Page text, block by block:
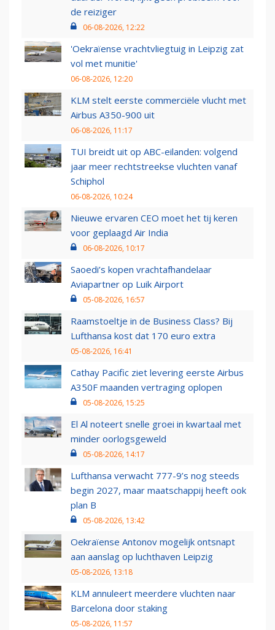
de reiziger
06-08-2026, 12:22
'Oekraïense vrachtvliegtuig in Leipzig zat
vol met munitie'
06-08-2026, 12:20
KLM stelt eerste commerciële vlucht met
Airbus A350-900 uit
06-08-2026, 11:17
TUI breidt uit op ABC-eilanden: volgend
jaar meer rechtstreekse vluchten vanaf
Schiphol
06-08-2026, 10:24
Nieuwe ervaren CEO moet het tij keren
voor geplaagd Air India
06-08-2026, 10:17
Saoedi’s kopen vrachtafhandelaar
Aviapartner op Luik Airport
05-08-2026, 16:57
Raamstoeltje in de Business Class? Bij
Lufthansa kost dat 170 euro extra
05-08-2026, 16:41
Cathay Pacific ziet levering eerste Airbus
A350F maanden vertraging oplopen
05-08-2026, 15:25
El Al noteert snelle groei in kwartaal met
minder oorlogsgeweld
05-08-2026, 14:17
Lufthansa verwacht 777-9’s nog steeds
begin 2027, maar maatschappij heeft ook
plan B
05-08-2026, 13:42
Oekraïense Antonov mogelijk ontsnapt
aan aanslag op luchthaven Leipzig
05-08-2026, 13:18
KLM annuleert meerdere vluchten naar
Barcelona door staking
05-08-2026, 11:57